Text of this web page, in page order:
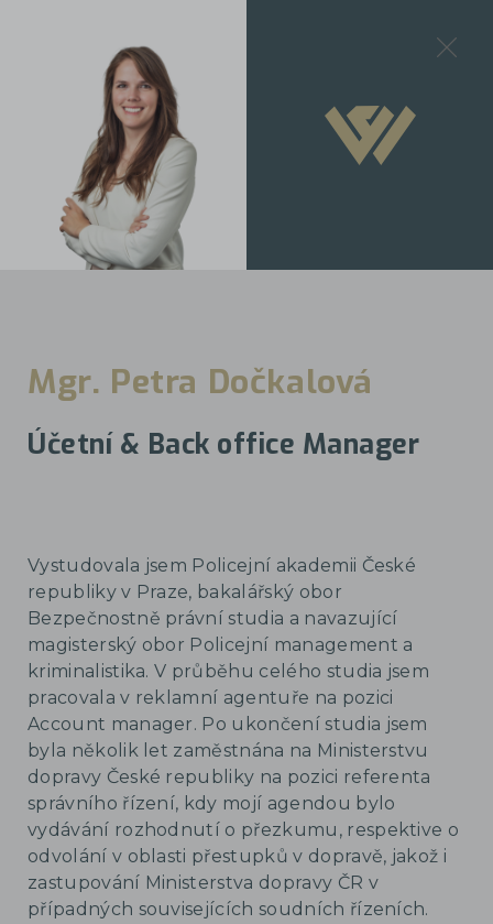
ZPĚT
Poznejte náš tým
Partneři
MENU
Mgr. Petra Dočkalová
Účetní & Back office Manager
Vystudovala jsem Policejní akademii České
republiky v Praze, bakalářský obor
Bezpečnostně právní studia a navazující
magisterský obor Policejní management a
kriminalistika. V průběhu celého studia jsem
pracovala v reklamní agentuře na pozici
Account manager. Po ukončení studia jsem
byla několik let zaměstnána na Ministerstvu
dopravy České republiky na pozici referenta
správního řízení, kdy mojí agendou bylo
vydávání rozhodnutí o přezkumu, respektive o
odvolání v oblasti přestupků v dopravě, jakož i
zastupování Ministerstva dopravy ČR v
případných souvisejících soudních řízeních.